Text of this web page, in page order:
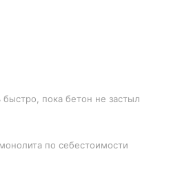
пока бетон не застыл
по себестоимости